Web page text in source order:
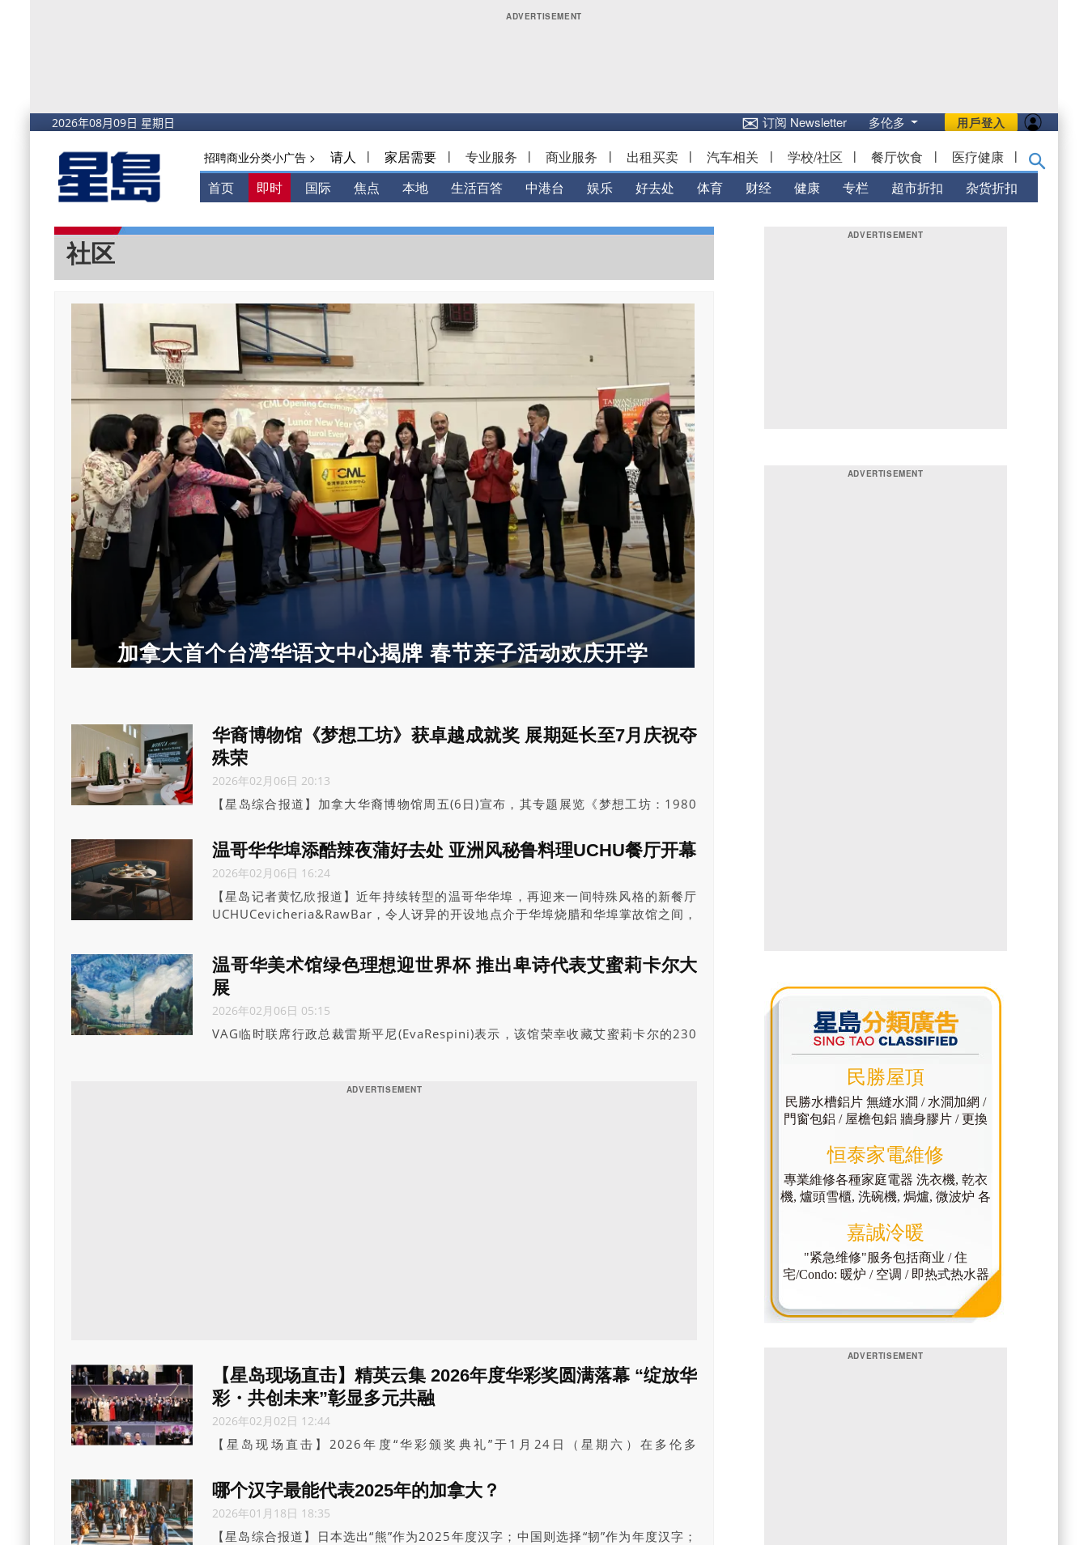
用戶登入
✉订阅 Newsletter 多伦多
招聘商业分类小广告 > 请人 | 家居需要 | 专业服务 | 商业服务 | 出租买卖 | 汽车相关 | 学校/社区 | 餐厅饮食 | 医疗健康 |
首页 即时 国际 焦点 本地 生活百答 中港台 娱乐 好去处 体育 财经 健康 专栏 超市折扣 杂货折扣
社区
加拿大首个台湾华语文中心揭牌 春节亲子活动欢庆开学
华裔博物馆《梦想工坊》获卓越成就奖 展期延长至7月庆祝夺
殊荣
2026年02月06日 20:13
【星岛综合报道】加拿大华裔博物馆周五(6日)宣布，其专题展览《梦想工坊：1980
(CanadianMuseumsAssociation)颁发2025年“卓越成就奖：展览”。
温哥华华埠添酷辣夜蒲好去处 亚洲风秘鲁料理UCHU餐厅开幕
2026年02月06日 16:24
【星岛记者黄忆欣报道】近年持续转型的温哥华华埠，再迎来一间特殊风格的新餐厅
UCHUCevicheria&RawBar，令人讶异的开设地点介于华埠烧腊和华埠掌故馆之间，
温哥华美术馆绿色理想迎世界杯 推出卑诗代表艾蜜莉卡尔大
展
2026年02月06日 05:15
VAG临时联席行政总裁雷斯平尼(EvaRespini)表示，该馆荣幸收藏艾蜜莉卡尔的230
述温哥华、卑诗省的故事也同样重要。”
【星岛现场直击】精英云集 2026年度华彩奖圆满落幕 “绽放华
彩・共创未来”彰显多元共融
2026年02月02日 12:44
【星岛现场直击】2026年度“华彩颁奖典礼”于1月24日（星期六）在多伦多
由新动力传媒集团（XinflixMedia）、TheJustinPoyAgency及加拿大星岛传媒集团
（STMG）三大机构携手主办，象征多元社会的成功融合，为加拿大多元文化发展再
添亮丽一页。
哪个汉字最能代表2025年的加拿大？
2026年01月18日 18:35
【星岛综合报道】日本选出“熊”作为2025年度汉字；中国则选择“韧”作为年度汉字；